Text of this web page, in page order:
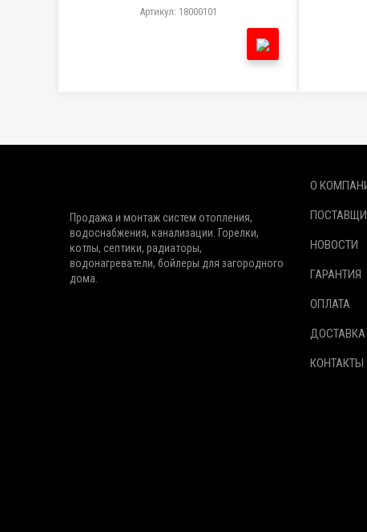
Артикул: 18000101
Продажа и монтаж систем отопления,
водоснабжения, канализации. Горелки,
котлы, септики, радиаторы,
водонагреватели, бойлеры для загородного
дома.
О
НОВОСТИ
ГАРАНТИЯ
ОПЛАТА
ДОСТАВКА
КОНТАКТЫ